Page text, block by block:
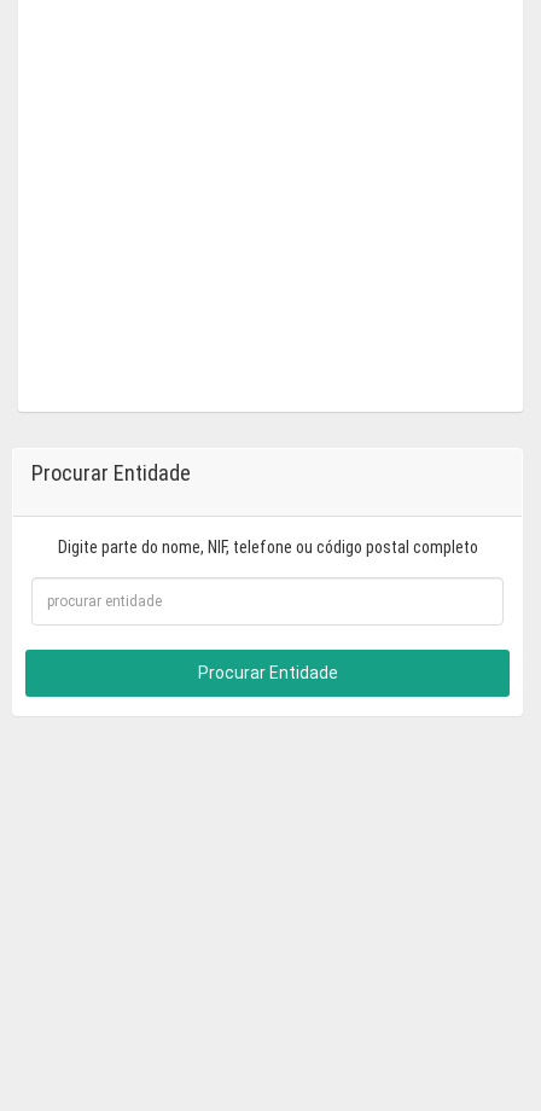
Procurar Entidade
Digite parte do nome, NIF, telefone ou código postal completo
Procurar Entidade